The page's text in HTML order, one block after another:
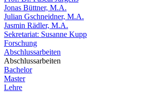
Jonas Büttner, M.A.
Julian Gschneidner, M.A.
Jasmin Rädler, M.A.
Sekretariat: Susanne Kupp
Forschung
Abschlussarbeiten
Abschlussarbeiten
Bachelor
Master
Lehre